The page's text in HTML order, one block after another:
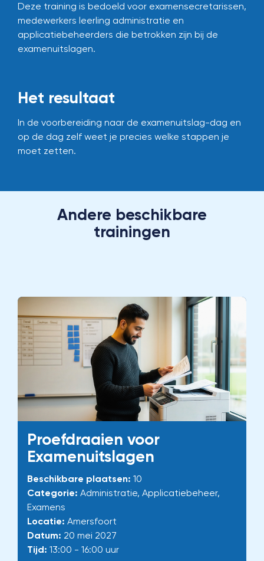
Deze training is bedoeld voor examensecretarissen,
medewerkers leerling administratie en
applicatiebeheerders die betrokken zijn bij de
examenuitslagen.
Het resultaat
In de voorbereiding naar de examenuitslag-dag en
op de dag zelf weet je precies welke stappen je
moet zetten.
Andere beschikbare
trainingen
Proefdraaien voor
Examenuitslagen
Beschikbare plaatsen: 10
Categorie: Administratie, Applicatiebeheer,
Examens
Locatie: Amersfoort
Datum: 20 mei 2027
Tijd: 13:00 - 16:00 uur